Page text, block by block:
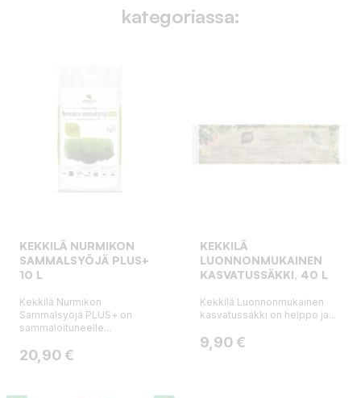
kategoriassa:
KEKKILÄ NURMIKON
SAMMALSYÖJÄ PLUS+
10 L
Kekkilä Nurmikon
Sammalsyöjä PLUS+ on
sammaloituneelle...
Hinta
20,90 €
KEKKILÄ
LUONNONMUKAINEN
KASVATUSSÄKKI, 40 L
Kekkilä Luonnonmukainen
kasvatussäkki on helppo ja...
Hinta
9,90 €